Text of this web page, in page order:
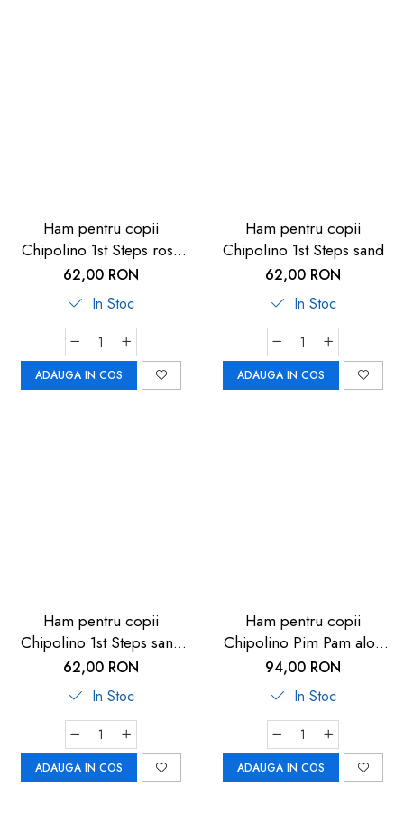
Ham pentru copii
Chipolino 1st Steps rose
linen
62,00 RON
In Stoc
ADAUGA IN COS
Ham pentru copii
Chipolino 1st Steps sand
62,00 RON
In Stoc
ADAUGA IN COS
Ham pentru copii
Chipolino 1st Steps sand
linen
62,00 RON
In Stoc
ADAUGA IN COS
Ham pentru copii
Chipolino Pim Pam aloe
linen
94,00 RON
In Stoc
ADAUGA IN COS